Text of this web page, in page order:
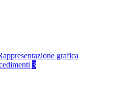
grafica
3